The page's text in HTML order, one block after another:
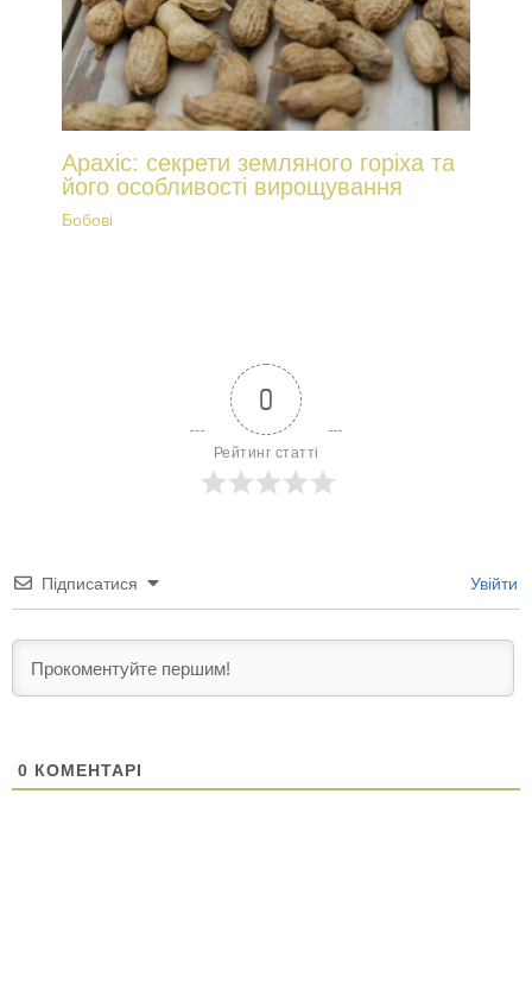
Арахіс: секрети земляного горіха та
його особливості вирощування
Бобові
0
Рейтинг статті
Підписатися Увійти
0 КОМЕНТАРІ